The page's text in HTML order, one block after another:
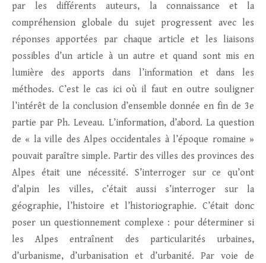
par les différents auteurs, la connaissance et la
compréhension globale du sujet progressent avec les
réponses apportées par chaque article et les liaisons
possibles d’un article à un autre et quand sont mis en
lumière des apports dans l’information et dans les
méthodes. C’est le cas ici où il faut en outre souligner
l’intérêt de la conclusion d’ensemble donnée en fin de 3e
partie par Ph. Leveau. L’information, d’abord. La question
de « la ville des Alpes occidentales à l’époque romaine »
pouvait paraître simple. Partir des villes des provinces des
Alpes était une nécessité. S’interroger sur ce qu’ont
d’alpin les villes, c’était aussi s’interroger sur la
géographie, l’histoire et l’historiographie. C’était donc
poser un questionnement complexe : pour déterminer si
les Alpes entraînent des particularités urbaines,
d’urbanisme, d’urbanisation et d’urbanité. Par voie de